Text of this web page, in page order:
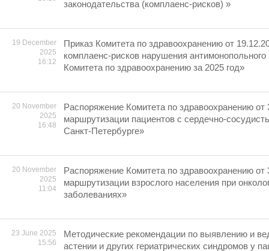
законодательства (комплаенс-рисков) »
19 December
2025
16:12
Приказ Комитета по здравоохранению от
комплаенс-рисков нарушения антимонопольного
Комитета по здравоохранению за 2025 год»
20 November
2025
16:48
Распоряжение Комитета по здравоохранению
маршрутизации пациентов с сердечно-
Санкт-Петербурге»
20 November
2025
11:04
Распоряжение Комитета по здравоохранению
маршрутизации взрослого населения при
заболеваниях»
23 June 2025
15:56
Методические рекомендации по выявлению и
астении и других гериатрических синдромов у